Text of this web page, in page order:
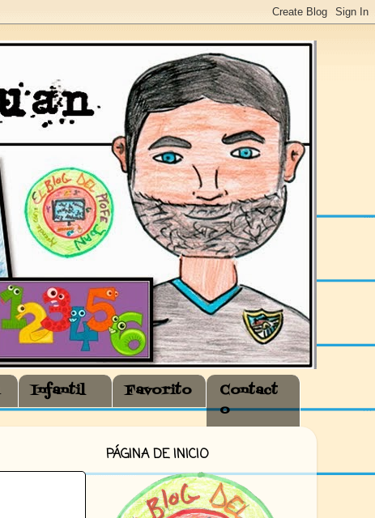
Infantil Favorito
Contact
o
PÁGINA DE INICIO